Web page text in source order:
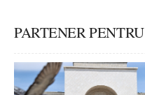
PARTENER PENTRU